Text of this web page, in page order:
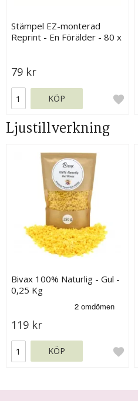
Stämpel EZ-monterad
Reprint - En Förälder - 80 x
79 kr
KÖP
Ljustillverkning
Bivax 100% Naturlig - Gul -
0,25 Kg
119 kr
KÖP